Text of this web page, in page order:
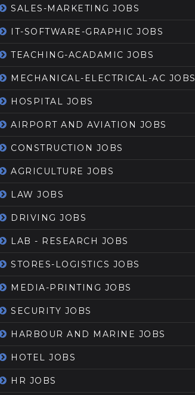
SALES-MARKETING JOBS
IT-SOFTWARE-GRAPHIC JOBS
TEACHING-ACADAMIC JOBS
MECHANICAL-ELECTRICAL-AC JOBS
HOSPITAL JOBS
AIRPORT AND AVIATION JOBS
CONSTRUCTION JOBS
AGRICULTURE JOBS
LAW JOBS
DRIVING JOBS
LAB - RESEARCH JOBS
STORES-LOGISTICS JOBS
MEDIA-PRINTING JOBS
SECURITY JOBS
HARBOUR AND MARINE JOBS
HOTEL JOBS
HR JOBS